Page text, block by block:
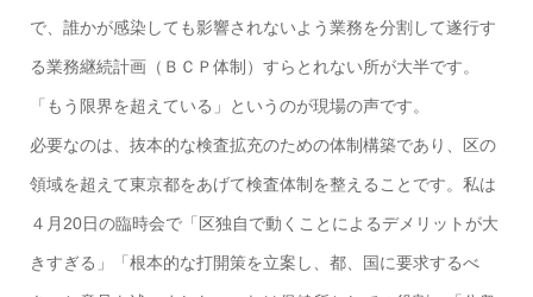
で、誰かが感染しても影響されないよう業務を分割して遂行す
る業務継続計画（ＢＣＰ体制）すらとれない所が大半です。
「もう限界を超えている」というのが現場の声です。
必要なのは、抜本的な検査拡充のための体制構築であり、区の
領域を超えて東京都をあげて検査体制を整えることです。私は
４月20日の臨時会で「区独自で動くことによるデメリットが大
きすぎる」「根本的な打開策を立案し、都、国に要求するべ